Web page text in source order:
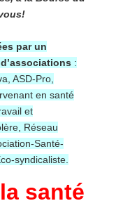
par un
:
ASD-Pro,
en santé
et
Réseau
Santé-
syndicaliste.
santé